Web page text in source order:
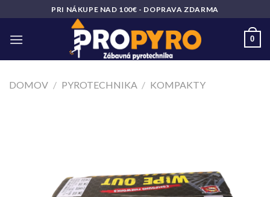
to
content
PRI NÁKUPE NAD 100€ - DOPRAVA ZDARMA
0
DOMOV / PYROTECHNIKA / KOMPAKTY